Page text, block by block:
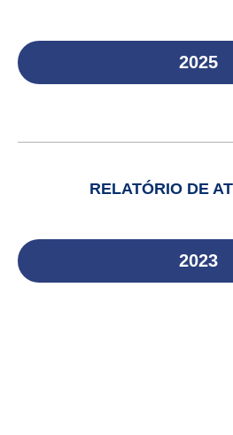
2025
RELATÓRIO DE
2023